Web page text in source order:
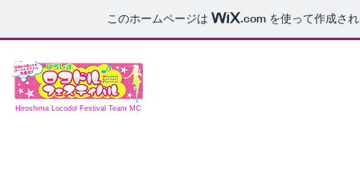
このホームページは .com を使って作成さ
Hiroshima Locodol Festival Team MC